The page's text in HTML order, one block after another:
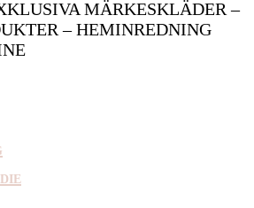
MÄRKESKLÄDER –
– HEMINREDNING